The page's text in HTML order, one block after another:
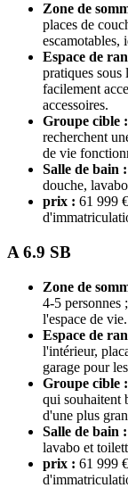
Zone de
places de
escamotables,
Espace de
pratiques sous
facilement
accessoires.
Groupe cible :
recherchent
de vie
Salle de bain :
douche,
prix : 61 999
A 6.9 SB
Zone de
4-5 personnes
l'espace de vie.
Espace de
l'intérieur,
garage pour
Groupe cible :
qui souhaitent
d'une plus
Salle de bain :
lavabo et
prix : 61 999